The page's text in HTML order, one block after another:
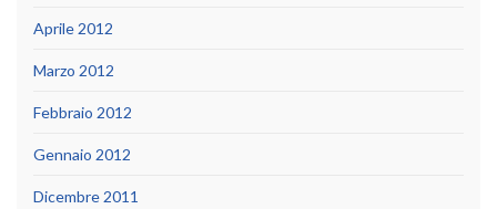
Aprile 2012
Marzo 2012
Febbraio 2012
Gennaio 2012
Dicembre 2011